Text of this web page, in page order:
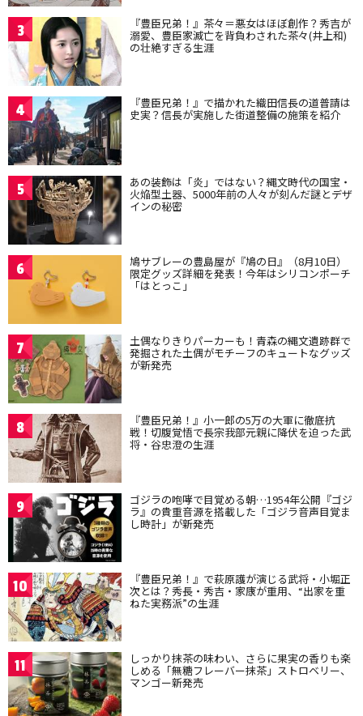
3 『豊臣兄弟！』茶々＝悪女はほぼ創作？秀吉が
溺愛、豊臣家滅亡を背負わされた茶々(井上和)
の壮絶すぎる生涯
4 『豊臣兄弟！』で描かれた織田信長の道普請は
史実？信長が実施した街道整備の施策を紹介
5 あの装飾は「炎」ではない？縄文時代の国宝・
火焔型土器、5000年前の人々が刻んだ謎とデザ
インの秘密
6 鳩サブレーの豊島屋が『鳩の日』（8月10日）
限定グッズ詳細を発表！今年はシリコンポーチ
「はとっこ」
7 土偶なりきりパーカーも！青森の縄文遺跡群で
発掘された土偶がモチーフのキュートなグッズ
が新発売
8 『豊臣兄弟！』小一郎の5万の大軍に徹底抗
戦！切腹覚悟で長宗我部元親に降伏を迫った武
将・谷忠澄の生涯
9 ゴジラの咆哮で目覚める朝…1954年公開『ゴジ
ラ』の貴重音源を搭載した「ゴジラ音声目覚ま
し時計」が新発売
10 『豊臣兄弟！』で萩原護が演じる武将・小堀正
次とは？秀長・秀吉・家康が重用、“出家を重
ねた実務派”の生涯
11 しっかり抹茶の味わい、さらに果実の香りも楽
しめる「無糖フレーバー抹茶」ストロベリー、
マンゴー新発売